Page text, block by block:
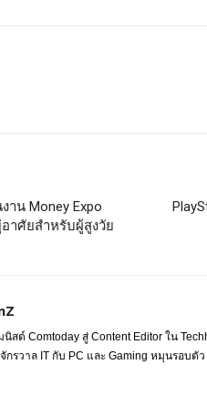
น Money Expo
าศัยสำหรับผู้สูงวัย
สต์ Comtoday สู่ Content Editor ใน
กรวาล IT กับ PC และ Gaming หมุนรอบตัว